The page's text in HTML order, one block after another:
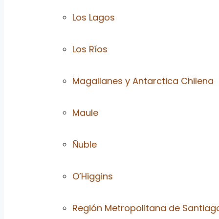
Los Lagos
Los Ríos
Magallanes y Antarctica Chilena
Maule
Ñuble
O’Higgins
Región Metropolitana de